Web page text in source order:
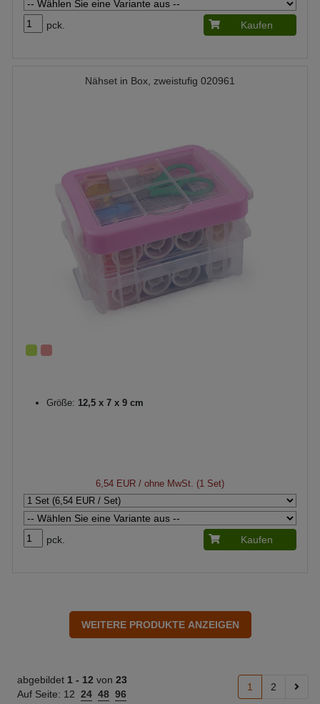
pck. Kaufen
Nähset in Box, zweistufig 020961
Größe: 12,5 x 7 x 9 cm
6,54 EUR / ohne MwSt. (1 Set)
pck. Kaufen
abgebildet 1 - 12 von 23
Auf Seite: 12 24 48 96
1 2